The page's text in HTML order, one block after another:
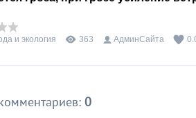
и экология 363 АдминСайта
: 0